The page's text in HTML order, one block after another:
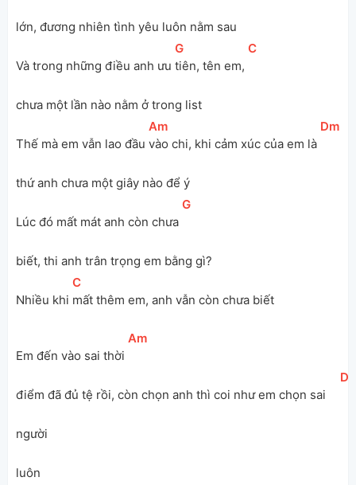
lớn, đương nhiên tình yêu luôn nằm sau
Và trong những điều anh ưu
[
G
tiên, tên em,
[
C
chưa một lần nào nằm ở trong list
Thế mà em vẫn lao đầu
[
Am
vào chi, khi cảm xúc của em là
[Dm
thứ anh chưa một giây nào để ý
Lúc đó mất mát anh còn chưa
[
G
biết, thi anh trân trọng em bằng gì?
Nhiều khi
[
C
mất thêm em, anh vẫn còn chưa biết
Em đến vào sai thời
[
Am
điểm đã đủ tệ rồi, còn chọn anh thì coi như em chọn sai
người
[
luôn